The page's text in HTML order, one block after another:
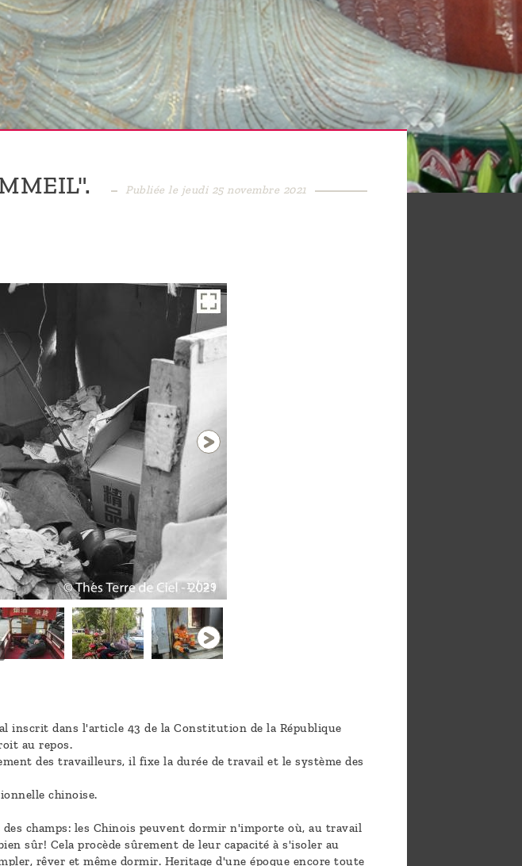
Publiée le jeudi 25 novembre 2021
1 / 29
inscrit dans l'article 43 de la Constitution de la République
au repos.
des travailleurs, il fixe la durée de travail et le système des
chinoise.
champs: les Chinois peuvent dormir n'importe où, au travail
sûr! Cela procède sûrement de leur capacité à s'isoler au
rêver et même dormir. Heritage d'une époque encore toute